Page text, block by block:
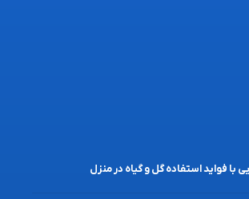
با فواید استفاده گل و گیاه در منزل